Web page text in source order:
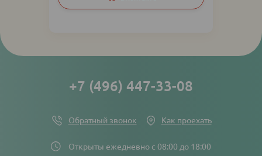
links
Открыты ежедневно с 08:00 до 18:00
+7 (496) 447-33-08
Обратный звонок Как проехать